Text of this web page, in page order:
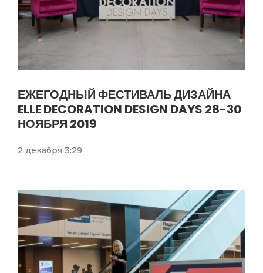
ЕЖЕГОДНЫЙ ФЕСТИВАЛЬ ДИЗАЙНА
ELLE DECORATION DESIGN DAYS 28-30
НОЯБРЯ 2019
2 декабря 3:29